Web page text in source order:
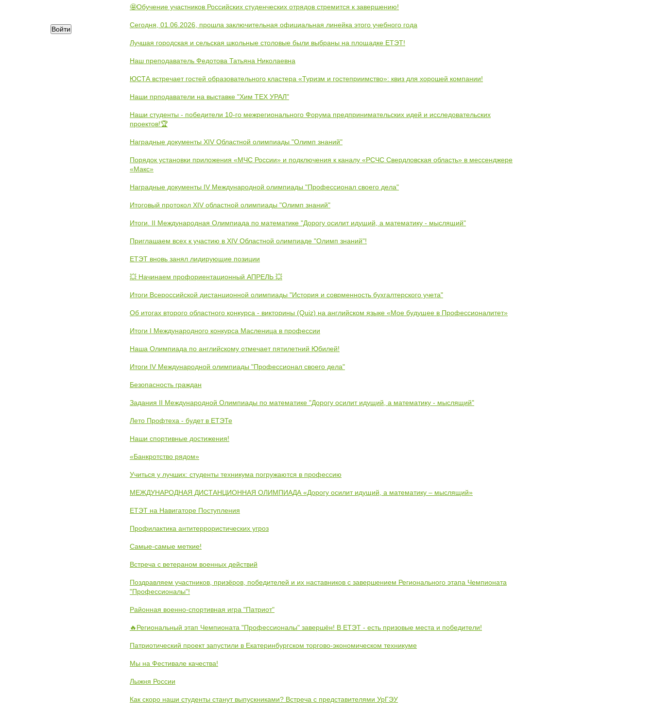
🤩Обучение участников Российских студенческих отрядов стремится к завершению!
Сегодня, 01.06.2026, прошла заключительная официальная линейка этого учебного года
Лучшая городская и сельская школьные столовые были выбраны на площадке ЕТЭТ!
Наш преподаватель Федотова Татьяна Николаевна
ЮСТА встречает гостей образовательного кластера «Туризм и гостеприимство»: квиз для хорошей компании!
Наши прподаватели на выставке "Хим ТЕХ УРАЛ"
Наши студенты - победители 10-го межрегионального Форума предпринимательских идей и исследовательских
проектов!🏆
Наградные документы XIV Областной олимпиады "Олимп знаний"
Порядок установки приложения «МЧС России» и подключения к каналу «РСЧС Свердловская область» в мессенджере
«Макс»
Наградные документы IV Международной олимпиады "Профессионал своего дела"
Итоговый протокол XIV областной олимпиады "Олимп знаний"
Итоги. II Международная Олимпиада по математике "Дорогу осилит идущий, а математику - мыслящий"
Приглашаем всех к участию в XIV Областной олимпиаде "Олимп знаний"!
ЕТЭТ вновь занял лидирующие позиции
💥 Начинаем профориентационный АПРЕЛЬ 💥
Итоги Всероссийской дистанционной олимпиады "История и соврменность бухгалтерского учета"
Об итогах второго областного конкурса - викторины (Quiz) на английском языке «Мое будущее в Профессионалитет»
Итоги I Международного конкурса Масленица в профессии
Наша Олимпиада по английскому отмечает пятилетний Юбилей!
Итоги IV Международной олимпиады "Профессионал своего дела"
Безопасность граждан
Задания II Международной Олимпиады по математике "Дорогу осилит идущий, а математику - мыслящий"
Лето Профтеха - будет в ЕТЭТе
Наши спортивные достижения!
«Банкротство рядом»
Учиться у лучших: студенты техникума погружаются в профессию
МЕЖДУНАРОДНАЯ ДИСТАНЦИОННАЯ ОЛИМПИАДА «Дорогу осилит идущий, а математику – мыслящий»
ЕТЭТ на Навигаторе Поступления
Профилактика антитеррористических угроз
Самые-самые меткие!
Встреча с ветераном военных действий
Поздравляем участников, призёров, победителей и их наставников с завершением Регионального этапа Чемпионата
"Профессионалы"!
Районная военно-спортивная игра "Патриот"
🔥Региональный этап Чемпионата "Профессионалы" завершён! В ЕТЭТ - есть призовые места и победители!
Патриотический проект запустили в Екатеринбургском торгово-экономическом техникуме
Мы на Фестивале качества!
Лыжня России
Как скоро наши студенты станут выпускниками? Встреча с представителями УрГЭУ